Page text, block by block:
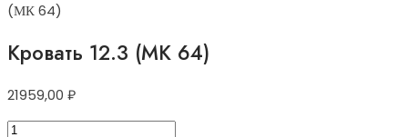
(МК 64)
Кровать 12.3 (МК 64)
21959,00 ₽
Кровать